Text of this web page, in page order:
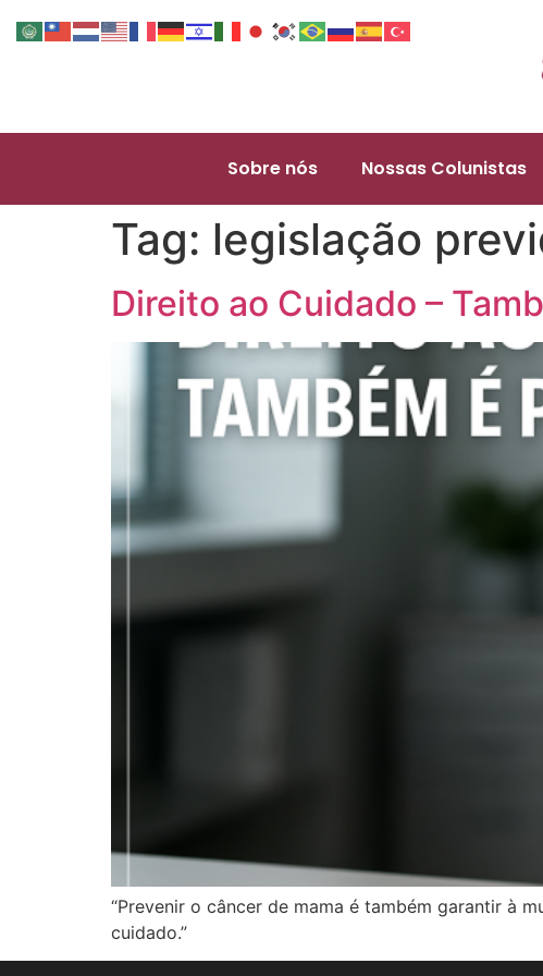
Sobre nós Nossas Colunistas
Tag: legislação
Direito ao Cuidado –
“Prevenir o câncer de mama é também garantir à
cuidado.”